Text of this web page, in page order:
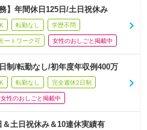
】年間休日125日/土日祝休み
転勤なし 学歴不問
ートワーク可 女性のおしごと掲載中
制/転勤なし/初年度年収例400万
転勤なし 完全週休2日制
女性のおしごと掲載中
土日祝休み＆10連休実績有